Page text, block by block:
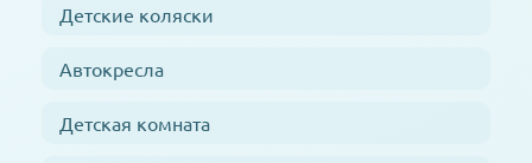
Детские коляски
Автокресла
Детская комната